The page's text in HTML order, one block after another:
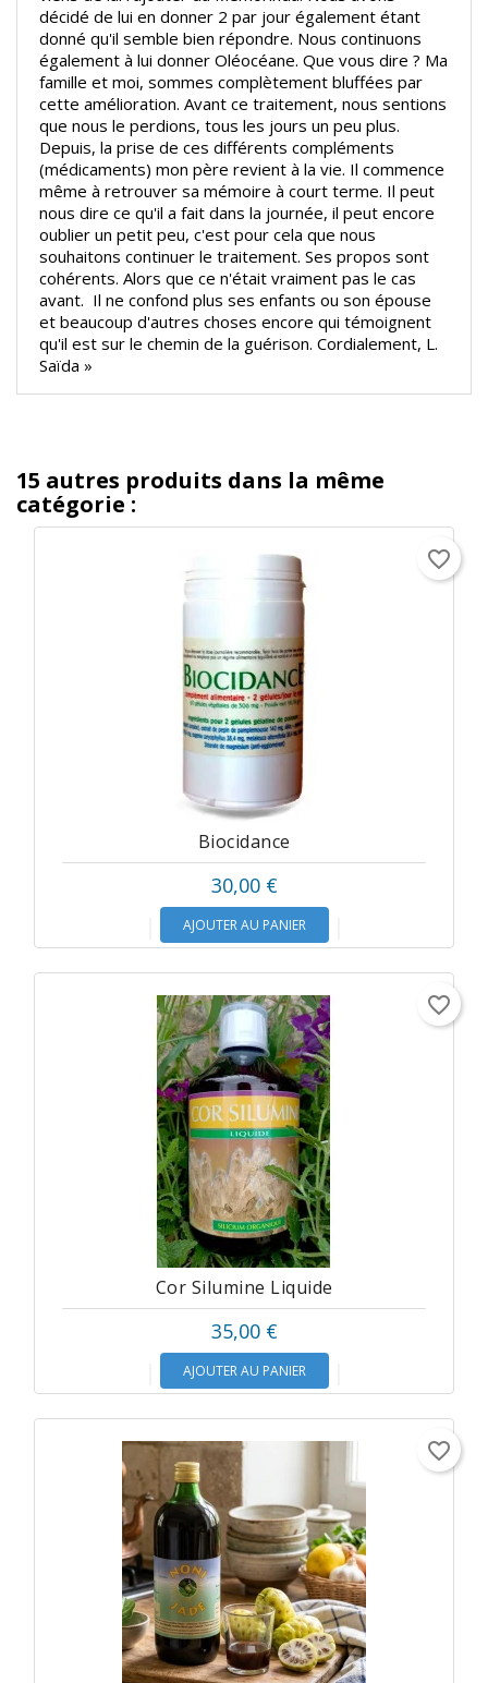
décidé de lui en donner 2 par jour également étant
donné qu'il semble bien répondre. Nous continuons
également à lui donner Oléocéane. Que vous dire ? Ma
famille et moi, sommes complètement bluffées par
cette amélioration. Avant ce traitement, nous sentions
que nous le perdions, tous les jours un peu plus.
Depuis, la prise de ces différents compléments
(médicaments) mon père revient à la vie. Il commence
même à retrouver sa mémoire à court terme. Il peut
nous dire ce qu'il a fait dans la journée, il peut encore
oublier un petit peu, c'est pour cela que nous
souhaitons continuer le traitement. Ses propos sont
cohérents. Alors que ce n'était vraiment pas le cas
avant. Il ne confond plus ses enfants ou son épouse
et beaucoup d'autres choses encore qui témoignent
qu'il est sur le chemin de la guérison. Cordialement, L.
Saïda »
15 autres produits dans la même
catégorie :
Biocidance
30,00 €
AJOUTER AU PANIER
favorite_border
Cor Silumine Liquide
35,00 €
AJOUTER AU PANIER
favorite_border
favorite_border